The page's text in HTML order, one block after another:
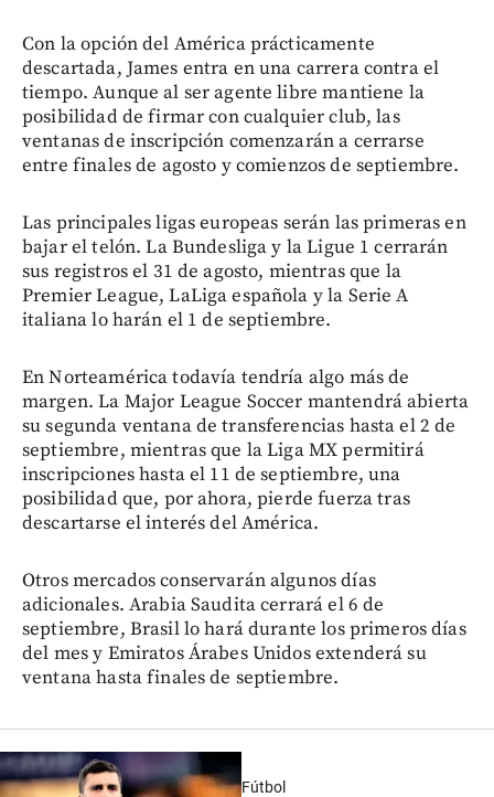
Con la opción del América prácticamente
descartada, James entra en una carrera contra el
tiempo. Aunque al ser agente libre mantiene la
posibilidad de firmar con cualquier club, las
ventanas de inscripción comenzarán a cerrarse
entre finales de agosto y comienzos de septiembre.
Las principales ligas europeas serán las primeras en
bajar el telón. La Bundesliga y la Ligue 1 cerrarán
sus registros el 31 de agosto, mientras que la
Premier League, LaLiga española y la Serie A
italiana lo harán el 1 de septiembre.
En Norteamérica todavía tendría algo más de
margen. La Major League Soccer mantendrá abierta
su segunda ventana de transferencias hasta el 2 de
septiembre, mientras que la Liga MX permitirá
inscripciones hasta el 11 de septiembre, una
posibilidad que, por ahora, pierde fuerza tras
descartarse el interés del América.
Otros mercados conservarán algunos días
adicionales. Arabia Saudita cerrará el 6 de
septiembre, Brasil lo hará durante los primeros días
del mes y Emiratos Árabes Unidos extenderá su
ventana hasta finales de septiembre.
Fútbol